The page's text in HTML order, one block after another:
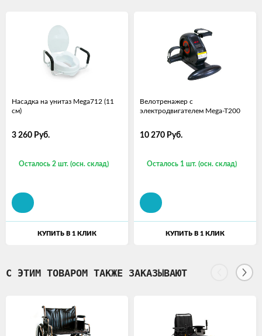
Насадка на унитаз Mega712 (11
см)
3 260 Руб.
Осталось 2 шт. (осн. склад)
КУПИТЬ В 1 КЛИК
Велотренажер с
электродвигателем Mega-T200
10 270 Руб.
Осталось 1 шт. (осн. склад)
КУПИТЬ В 1 КЛИК
С ЭТИМ ТОВАРОМ ТАКЖЕ ЗАКАЗЫВАЮТ